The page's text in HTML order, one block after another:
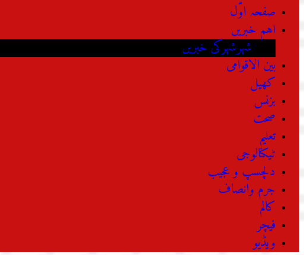
صفحہ اوّل
اہم خبریں
شہرشہرکی خبریں
بین الاقوامی
کھیل
بزنس
صحت
تعلیم
ٹیکنالوجی
دلچسپ و عجیب
جرم وانصاف
کالم
فیچر
ویڈیو